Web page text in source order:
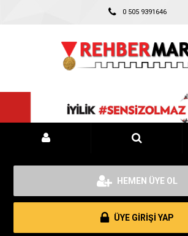
0 505 9391646
HEMEN ÜYE OL
ÜYE GİRİŞİ YAP